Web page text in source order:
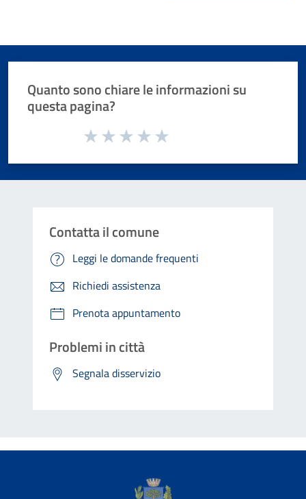
Quanto sono chiare le informazioni su
questa pagina?
Valuta da 1 a 5 stelle la pagina
Contatta il comune
Leggi le domande frequenti
Richiedi assistenza
Prenota appuntamento
Problemi in città
Segnala disservizio